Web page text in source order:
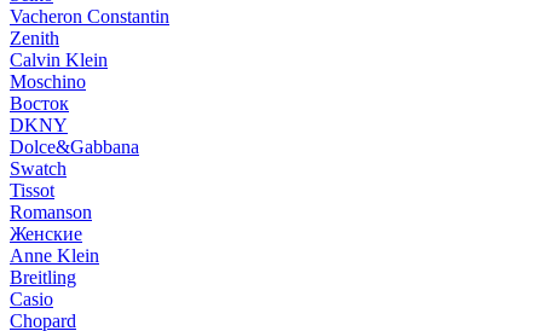
Vacheron Constantin
Zenith
Calvin Klein
Moschino
Восток
DKNY
Dolce&Gabbana
Swatch
Tissot
Romanson
Женские
Anne Klein
Breitling
Casio
Chopard